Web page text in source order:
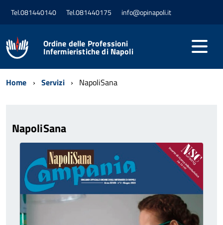
Tel.081440140 Tel.081440175 info@opinapoli.it
Ordine delle Professioni
Infermieristiche di Napoli
Home Servizi NapoliSana
NapoliSana